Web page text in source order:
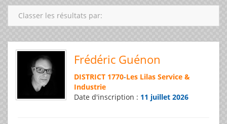
Classer les résultats par:
Frédéric Guénon
DISTRICT 1770-Les Lilas Service &
Industrie
Date d'inscription : 11 juillet 2026